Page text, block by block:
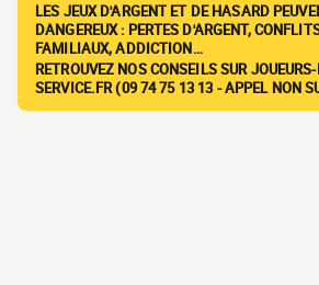
LES JEUX D'ARGENT ET DE HASARD
DANGEREUX : PERTES D'ARGENT,
FAMILIAUX, ADDICTION…
RETROUVEZ NOS CONSEILS SUR
SERVICE.FR (09 74 75 13 13 - APPEL NON